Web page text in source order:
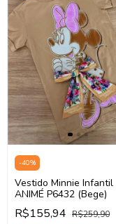
-40%
Vestido Minnie Infantil
ANIMÉ P6432 (Bege)
R$155,94 R$259,90